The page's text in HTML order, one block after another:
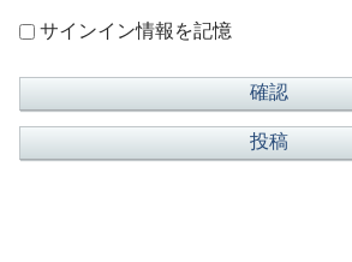
サインイン情報を記憶